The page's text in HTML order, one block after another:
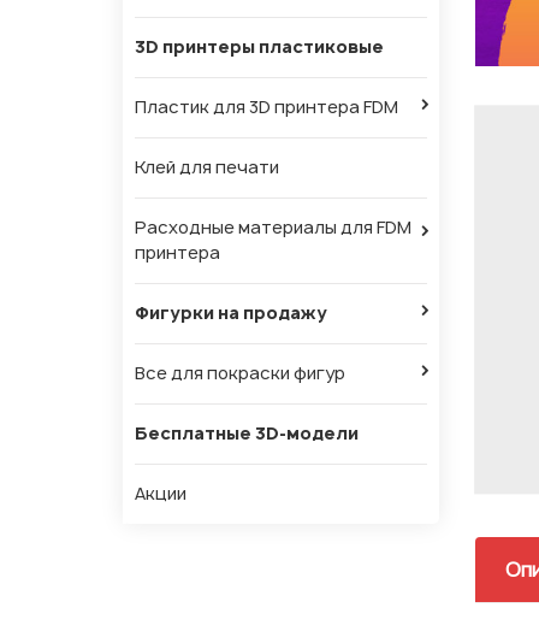
3D принтеры пластиковые
Пластик для 3D принтера FDM
Клей для печати
Расходные материалы для FDM
принтера
Фигурки на продажу
Все для покраски фигур
Бесплатные 3D-модели
Акции